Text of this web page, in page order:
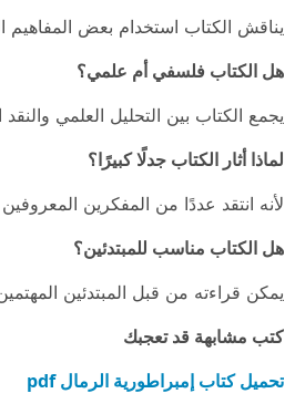
يناقش الكتاب استخدام بعض المفاهيم
هل الكتاب فلسفي أم علمي؟
يجمع الكتاب بين التحليل العلمي
لماذا أثار الكتاب جدلًا كبيرًا؟
لأنه انتقد عددًا من المفكرين
هل الكتاب مناسب للمبتدئين؟
يمكن قراءته من قبل المبتدئين
كتب مشابهة قد تعجبك
تحميل كتاب إمبراطورية الرمال pdf